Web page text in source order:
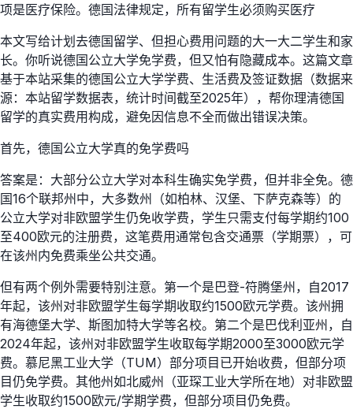
项是医疗保险。德国法律规定，所有留学生必须购买医疗
本文写给计划去德国留学、但担心费用问题的大一大二学生和家
长。你听说德国公立大学免学费，但又怕有隐藏成本。这篇文章
基于本站采集的德国公立大学学费、生活费及签证数据（数据来
源：本站留学数据表，统计时间截至2025年），帮你理清德国
留学的真实费用构成，避免因信息不全而做出错误决策。
首先，德国公立大学真的免学费吗
答案是：大部分公立大学对本科生确实免学费，但并非全免。德
国16个联邦州中，大多数州（如柏林、汉堡、下萨克森等）的
公立大学对非欧盟学生仍免收学费，学生只需支付每学期约100
至400欧元的注册费，这笔费用通常包含交通票（学期票），可
在该州内免费乘坐公共交通。
但有两个例外需要特别注意。第一个是巴登-符腾堡州，自2017
年起，该州对非欧盟学生每学期收取约1500欧元学费。该州拥
有海德堡大学、斯图加特大学等名校。第二个是巴伐利亚州，自
2024年起，该州对非欧盟学生收取每学期2000至3000欧元学
费。慕尼黑工业大学（TUM）部分项目已开始收费，但部分项
目仍免学费。其他州如北威州（亚琛工业大学所在地）对非欧盟
学生收取约1500欧元/学期学费，但部分项目仍免费。